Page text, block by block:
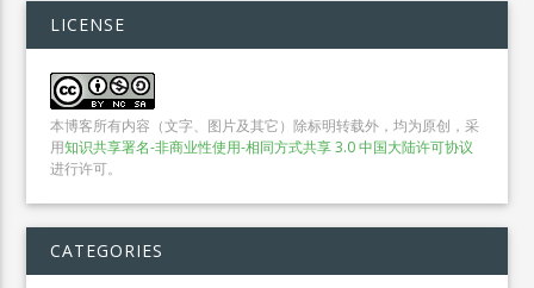
LICENSE
本博客所有内容（文字、图片及其它）除标明转载外，均为原创，采
用知识共享署名-非商业性使用-相同方式共享 3.0 中国大陆许可协议
进行许可。
CATEGORIES